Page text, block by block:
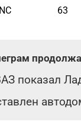
63
показал